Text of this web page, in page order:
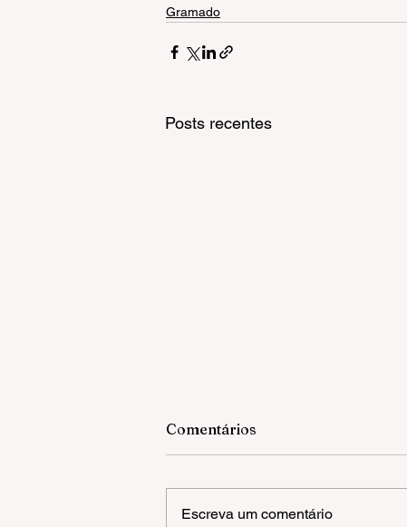
Gramado
Posts recentes
Comentários
Escreva um comentário